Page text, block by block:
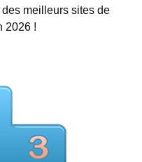
meilleurs sites de
2026 !